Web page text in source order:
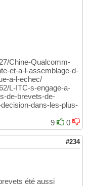
Chine-Qualcomm-
et-a-l-assemblage-d-
a-l-echec/
L-ITC-s-engage-a-
de-brevets-de-
dans-les-plus-
9
0
#234
été aussi